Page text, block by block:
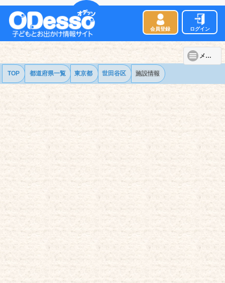
会員登録 ログイン
メニュー
TOP 都道府県一覧 東京都 世田谷区 施設情報